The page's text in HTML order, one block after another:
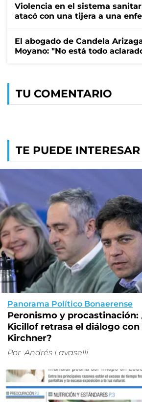
Violencia en el sistema
atacó con una tijera a una
El abogado de Candela
Moyano: "No está todo
TU COMENTARIO
TE PUEDE INTERESAR
Panorama Político Bonaerense
Peronismo y procastinación:
Kicillof retrasa el diálogo con
Kirchner?
Por Andrés Lavaselli